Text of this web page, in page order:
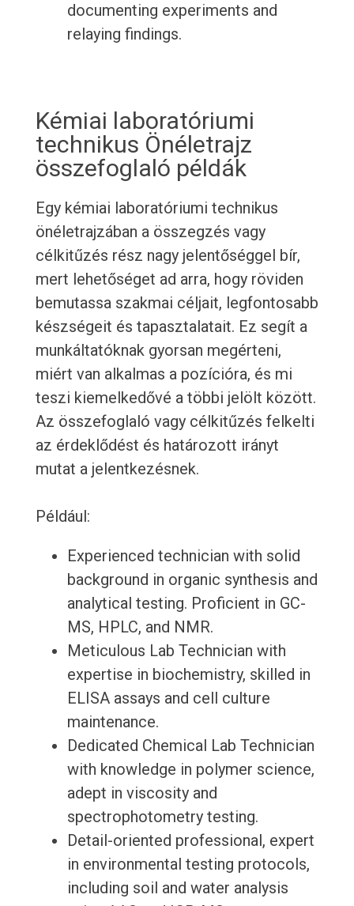
documenting experiments and
relaying findings.
Kémiai laboratóriumi
technikus Önéletrajz
összefoglaló példák
Egy kémiai laboratóriumi technikus
önéletrajzában a összegzés vagy
célkitűzés rész nagy jelentőséggel bír,
mert lehetőséget ad arra, hogy röviden
bemutassa szakmai céljait, legfontosabb
készségeit és tapasztalatait. Ez segít a
munkáltatóknak gyorsan megérteni,
miért van alkalmas a pozícióra, és mi
teszi kiemelkedővé a többi jelölt között.
Az összefoglaló vagy célkitűzés felkelti
az érdeklődést és határozott irányt
mutat a jelentkezésnek.
Például:
Experienced technician with solid
background in organic synthesis and
analytical testing. Proficient in GC-
MS, HPLC, and NMR.
Meticulous Lab Technician with
expertise in biochemistry, skilled in
ELISA assays and cell culture
maintenance.
Dedicated Chemical Lab Technician
with knowledge in polymer science,
adept in viscosity and
spectrophotometry testing.
Detail-oriented professional, expert
in environmental testing protocols,
including soil and water analysis